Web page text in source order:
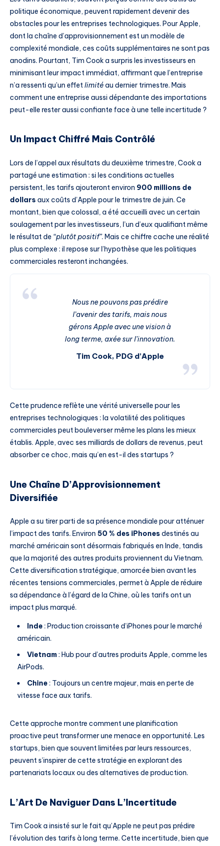
politique économique, peuvent rapidement devenir des
obstacles pour les entreprises technologiques. Pour Apple,
dont la chaîne d’approvisionnement est un modèle de
complexité mondiale, ces coûts supplémentaires ne sont pas
anodins. Pourtant, Tim Cook a surpris les investisseurs en
minimisant leur impact immédiat, affirmant que l’entreprise
n’a ressenti qu’un effetlimitéau dernier trimestre. Mais
comment une entreprise aussi dépendante des importations
peut-elle rester aussi confiante face à une telle incertitude ?
Un Impact Chiffré Mais Contrôlé
Lors de l’appel aux résultats du deuxième trimestre, Cook a
partagé une estimation : si les conditions actuelles
persistent, les tarifs ajouteront environ 900 millions de
dollars aux coûts d’Apple pour le trimestre de juin. Ce
montant, bien que colossal, a été accueilli avec un certain
soulagement par les investisseurs, l’un d’eux qualifiant même
le résultat de “plutôt positif”. Mais ce chiffre cache une réalité
plus complexe : il repose sur l’hypothèse que les politiques
commerciales resteront inchangées.
Nous ne pouvons pas prédire
l’avenir des tarifs, mais nous
gérons Apple avec une vision à
long terme, axée sur l’innovation.
Tim Cook, PDG d’Apple
Cette prudence reflète une vérité universelle pour les
entreprises technologiques : la volatilité des politiques
commerciales peut bouleverser même les plans les mieux
établis. Apple, avec ses milliards de dollars de revenus, peut
absorber ce choc, mais qu’en est-il des startups ?
Une Chaîne D’Approvisionnement
Diversifiée
Apple a su tirer parti de sa présence mondiale pour atténuer
l’impact des tarifs. Environ 50 % des iPhones destinés au
marché américain sont désormais fabriqués en Inde, tandis
que la majorité des autres produits proviennent du Vietnam.
Cette diversification stratégique, amorcée bien avant les
récentes tensions commerciales, permet à Apple de réduire
sa dépendance à l’égard de la Chine, où les tarifs ont un
impact plus marqué.
Inde: Production croissante d’iPhones pour le marché
américain.
Vietnam: Hub pour d’autres produits Apple, comme les
AirPods.
Chine: Toujours un centre majeur, mais en perte de
vitesse face aux tarifs.
Cette approche montre comment une planification
proactive peut transformer une menace en opportunité. Les
startups, bien que souvent limitées par leurs ressources,
peuvent s’inspirer de cette stratégie en explorant des
partenariats locaux ou des alternatives de production.
L’Art De Naviguer Dans L’Incertitude
Tim Cook a insisté sur le fait qu’Apple ne peut pas prédire
l’évolution des tarifs à long terme. Cette incertitude, bien que